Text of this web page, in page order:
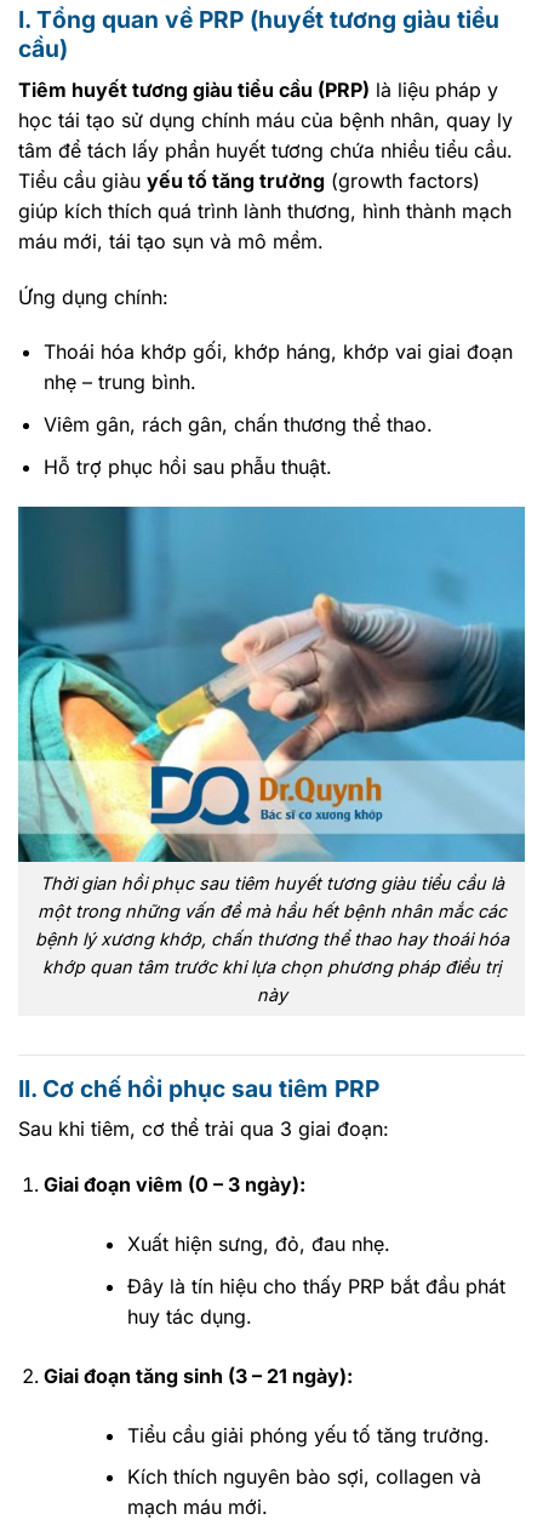
I. Tổng quan về PRP (huyết tương giàu tiểu
cầu)
Tiêm huyết tương giàu tiểu cầu (PRP) là liệu pháp y
học tái tạo sử dụng chính máu của bệnh nhân, quay ly
tâm để tách lấy phần huyết tương chứa nhiều tiểu cầu.
Tiểu cầu giàu yếu tố tăng trưởng (growth factors)
giúp kích thích quá trình lành thương, hình thành mạch
máu mới, tái tạo sụn và mô mềm.
Ứng dụng chính:
Thoái hóa khớp gối, khớp háng, khớp vai giai đoạn
nhẹ – trung bình.
Viêm gân, rách gân, chấn thương thể thao.
Hỗ trợ phục hồi sau phẫu thuật.
Thời gian hồi phục sau tiêm huyết tương giàu tiểu cầu là
một trong những vấn đề mà hầu hết bệnh nhân mắc các
bệnh lý xương khớp, chấn thương thể thao hay thoái hóa
khớp quan tâm trước khi lựa chọn phương pháp điều trị
này
II. Cơ chế hồi phục sau tiêm PRP
Sau khi tiêm, cơ thể trải qua 3 giai đoạn:
Giai đoạn viêm (0 – 3 ngày):
Xuất hiện sưng, đỏ, đau nhẹ.
Đây là tín hiệu cho thấy PRP bắt đầu phát
huy tác dụng.
Giai đoạn tăng sinh (3 – 21 ngày):
Tiểu cầu giải phóng yếu tố tăng trưởng.
Kích thích nguyên bào sợi, collagen và
mạch máu mới.